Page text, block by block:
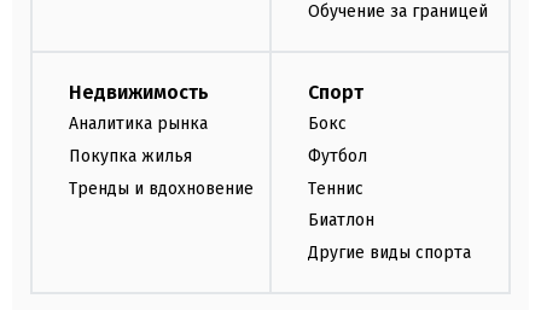
Обучение за границей
Недвижимость
Аналитика рынка
Покупка жилья
Тренды и вдохновение
Спорт
Бокс
Футбол
Теннис
Биатлон
Другие виды спорта